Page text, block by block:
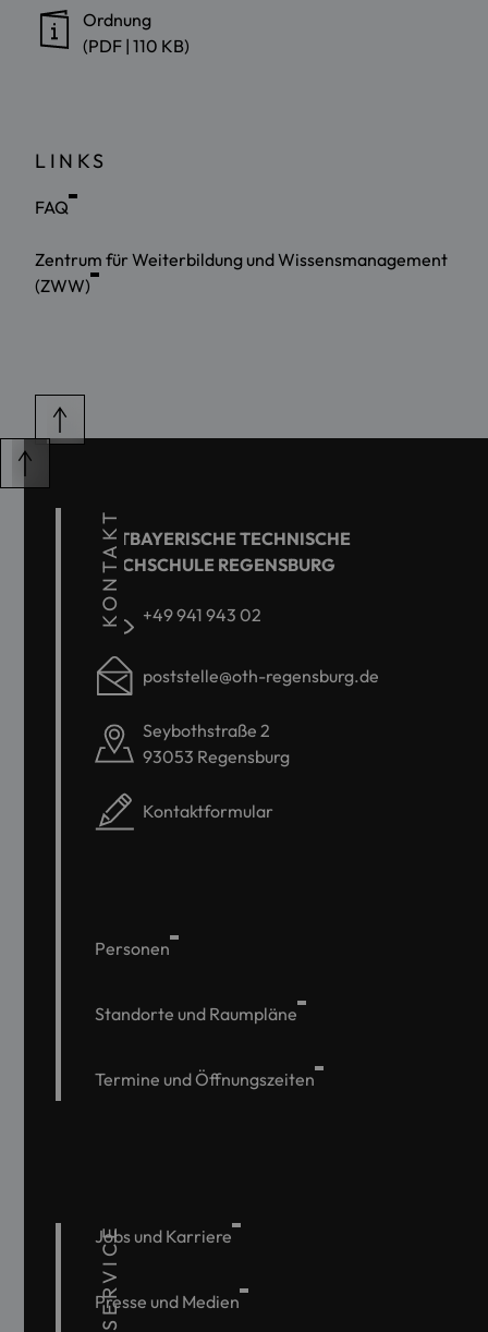
Ordnung
(PDF | 110 KB)
LINKS
FAQ
Zentrum für Weiterbildung und Wissensmanagement
(ZWW)
KONTAKT
OSTBAYERISCHE TECHNISCHE
HOCHSCHULE REGENSBURG
+49 941 943 02
poststelle@oth-regensburg.de
Seybothstraße 2
93053 Regensburg
Kontaktformular
Personen
Standorte und Raumpläne
Termine und Öffnungszeiten
SERVICE
Jobs und Karriere
Presse und Medien